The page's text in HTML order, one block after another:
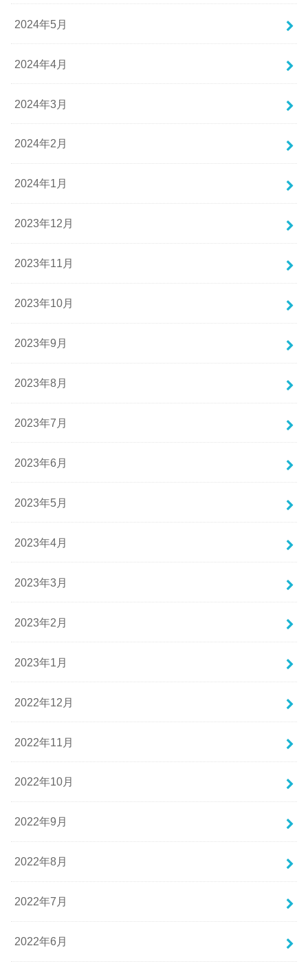
2024年5月
2024年4月
2024年3月
2024年2月
2024年1月
2023年12月
2023年11月
2023年10月
2023年9月
2023年8月
2023年7月
2023年6月
2023年5月
2023年4月
2023年3月
2023年2月
2023年1月
2022年12月
2022年11月
2022年10月
2022年9月
2022年8月
2022年7月
2022年6月